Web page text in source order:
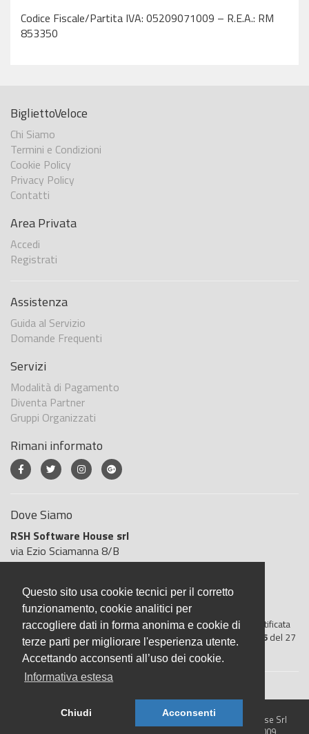
Questo sito usa cookie tecnici per il corretto
funzionamento, cookie analitici per
raccogliere dati in forma anonima e cookie di
terze parti per migliorare l'esperienza utente.
Accettando acconsenti all’uso dei cookie.
Informativa estesa
Chiudi Acconsenti
Codice Fiscale/Partita IVA: 05209071009 – R.E.A.: RM
853350
BigliettoVeloce
Chi Siamo
Termini e Condizioni
Cookie Policy
Privacy Policy
Contatti
Area Privata
Accedi
Registrati
Assistenza
Guida al Servizio
Domande Frequenti
Servizi
Modalità di Pagamento
Diventa Partner
Gruppi Organizzati
Rimani informato
Dove Siamo
RSH Software House srl
via Ezio Sciamanna 8/B
00168 Roma
Italia
BigliettoVeloce è basato sulla piattaforma"GeSiFi ver 1.5"
certificata
dall’Agenzia delle Entrate con protocollo numero2021/103896 del 27
aprile 2021
© 2026 BigliettoVeloce.it - È un prodotto R.S.H. Software House Srl